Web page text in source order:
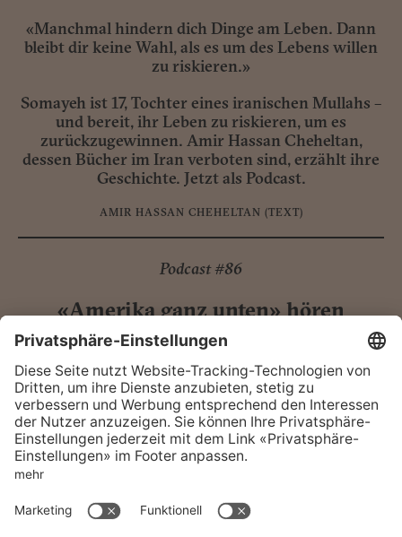
«Manchmal hindern dich Dinge am Leben. Dann
bleibt dir keine Wahl, als es um des Lebens willen
zu riskieren.»
Somayeh ist 17, Tochter eines iranischen Mullahs –
und bereit, ihr Leben zu riskieren, um es
zurückzugewinnen. Amir Hassan Cheheltan,
dessen Bücher im Iran verboten sind, erzählt ihre
Geschichte. Jetzt als Podcast.
AMIR HASSAN CHEHELTAN (TEXT)
Podcast #86
«Amerika ganz unten» hören
Der Schriftsteller Patrick Fealey erzählt hautnah
von seiner Obdachlosigkeit und seinem täglichen
Kampf um ein Leben in Würde. Podcast zur
Reportage «Amerika ganz unten».
PATRICK FEALEY (TEXT)
Support
Vertrieb
AGB